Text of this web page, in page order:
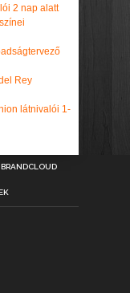
2 nap alatt
Rey
látnivalói 1-